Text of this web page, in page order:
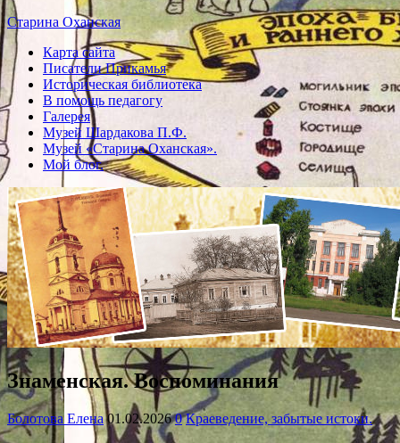
Старина Оханская
Карта сайта
Писатели Прикамья
Историческая библиотека
В помощь педагогу
Галерея
Музей Шардакова П.Ф.
Музей «Старина Оханская».
Мой блог.
Знаменская. Воспоминания
Болотова Елена 01.02.2026 0 Краеведение, забытые истоки.